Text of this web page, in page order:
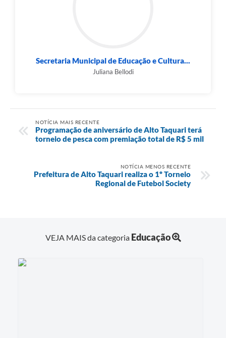
Secretaria Municipal de Educação e Cultura...
Juliana Bellodi
NOTÍCIA MAIS RECENTE
Programação de aniversário de Alto Taquari terá
torneio de pesca com premiação total de R$ 5 mil
NOTÍCIA MENOS RECENTE
Prefeitura de Alto Taquari realiza o 1º Torneio
Regional de Futebol Society
VEJA MAIS da categoria Educação